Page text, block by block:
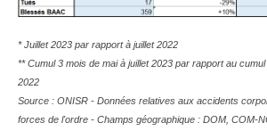
* Juillet 2023 par rapport à juillet 2022
** Cumul 3 mois de mai à juillet 2023 par rapport au
2022
Source : ONISR - Données relatives aux accidents
forces de l'ordre - Champs géographique : DOM, COM-